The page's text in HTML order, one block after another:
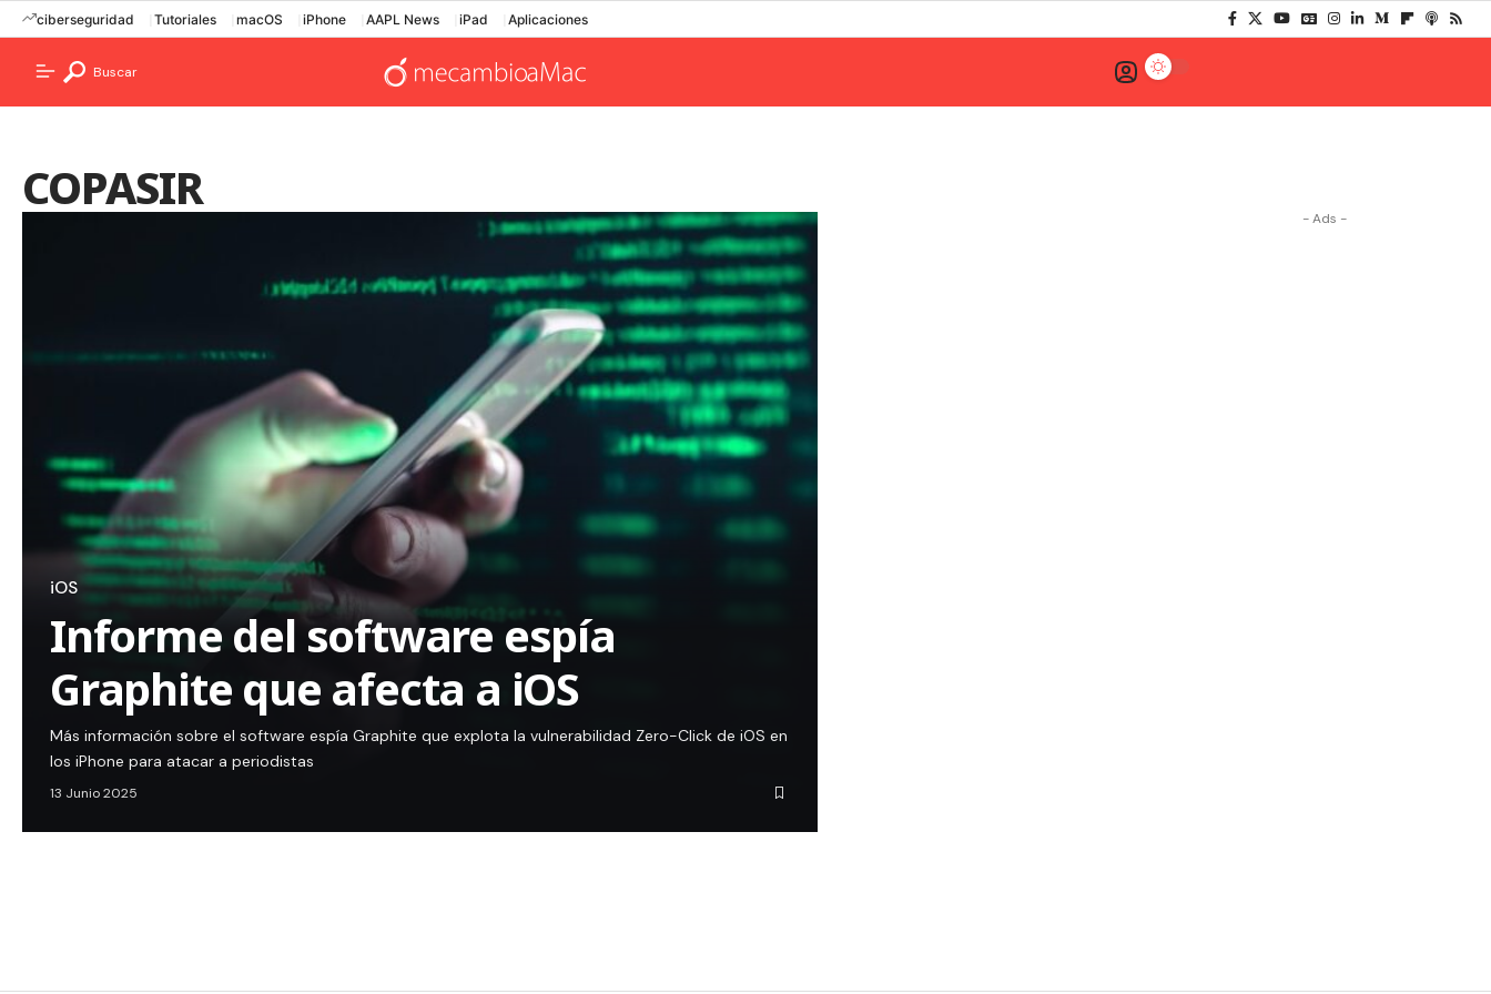
ciberseguridad Tutoriales macOS iPhone AAPL News iPad Aplicaciones
Buscar
COPASIR
iOS
Informe del software espía
Graphite que afecta a iOS
Más información sobre el software espía Graphite que explota la vulnerabilidad Zero-Click de iOS en
los iPhone para atacar a periodistas
13 Junio 2025
- Ads -